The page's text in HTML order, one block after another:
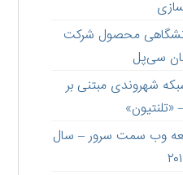
دانشگاهی محصول شرکت
سی‌پل
شهروندی مبتنی بر
«تلنتیون»
وب سمت سرور – سال